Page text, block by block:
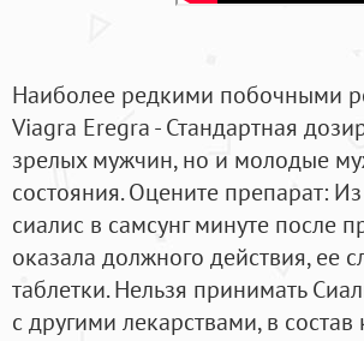
Наиболее редкими побочными
Viagra Eregra - Стандартная
зрелых мужчин, но и молодые
состояния. Оцените препарат:
сиалис в самсунг минуте после
оказала должного действия, ее
таблетки. Нельзя принимать
с другими лекарствами, в